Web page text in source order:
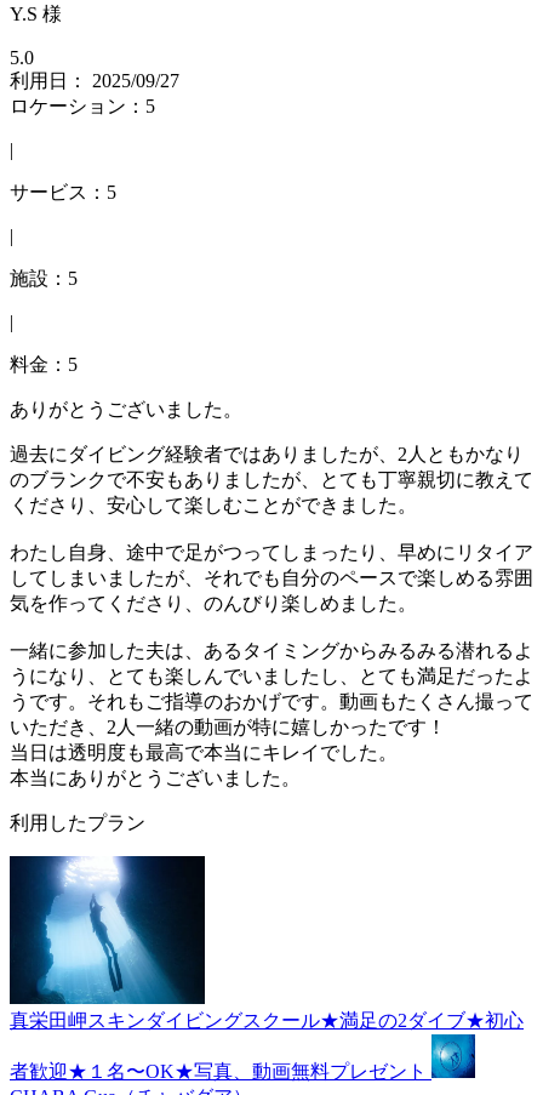
Y.S 様
5.0
利用日： 2025/09/27
ロケーション：5
|
サービス：5
|
施設：5
|
料金：5
ありがとうございました。
過去にダイビング経験者ではありましたが、2人ともかなり
のブランクで不安もありましたが、とても丁寧親切に教えて
くださり、安心して楽しむことができました。
わたし自身、途中で足がつってしまったり、早めにリタイア
してしまいましたが、それでも自分のペースで楽しめる雰囲
気を作ってくださり、のんびり楽しめました。
一緒に参加した夫は、あるタイミングからみるみる潜れるよ
うになり、とても楽しんでいましたし、とても満足だったよ
うです。それもご指導のおかげです。動画もたくさん撮って
いただき、2人一緒の動画が特に嬉しかったです！
当日は透明度も最高で本当にキレイでした。
本当にありがとうございました。
利用したプラン
真栄田岬スキンダイビングスクール★満足の2ダイブ★初心
者歓迎★１名〜OK★写真、動画無料プレゼント